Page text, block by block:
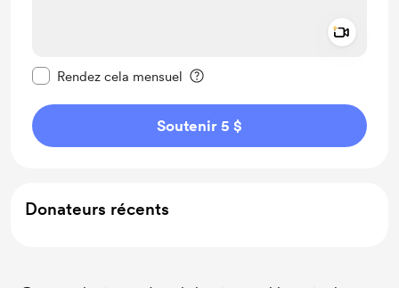
Rendez cela mensuel
Soutenir 5 $
Donateurs récents